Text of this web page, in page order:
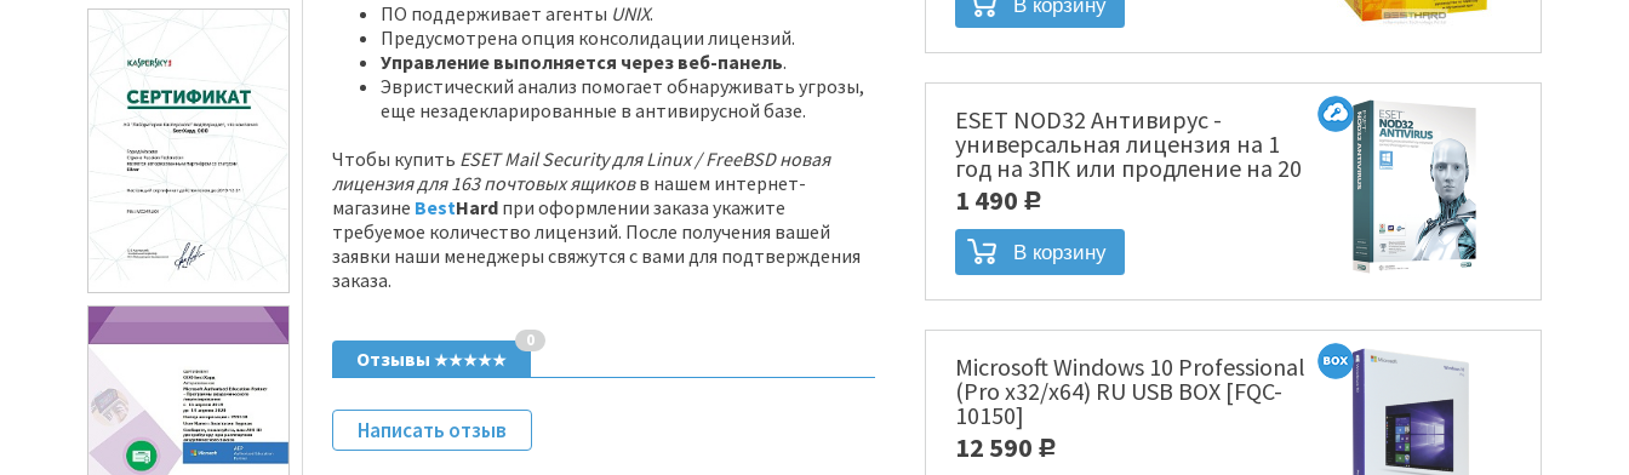
ESET NOD32 Антивирус -
универсальная лицензия на 1
год на 3ПК или продление на 20
месяцев Электронная лицензия
[NOD32-ENA-1220(EKEY)-1-1]
1 490 Р
Microsoft Windows 10 Professional
(Pro x32/x64) RU USB BOX [FQC-
10150]
12 590 Р
ПО поддерживает агенты UNIX.
Предусмотрена опция консолидации лицензий.
Управление выполняется через веб-панель.
Эвристический анализ помогает обнаруживать угрозы,
еще незадекларированные в антивирусной базе.
Чтобы купить ESET Mail Security для Linux / FreeBSD новая
лицензия для 163 почтовых ящиковв нашем интернет-
магазине BestHard при оформлении заказа укажите
требуемое количество лицензий. После получения вашей
заявки наши менеджеры свяжутся с вами для подтверждения
заказа.
Отзывы ★★★★★
0
Написать отзыв